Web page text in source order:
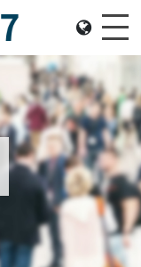
Hall 3DE,